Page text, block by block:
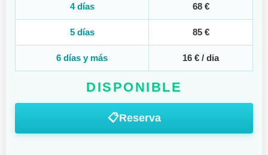
4 días 68 €
5 días 85 €
6 días y más 16 € / dia
DISPONIBLE
📋Reserva